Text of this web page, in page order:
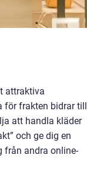
attraktiva
för frakten bidrar till
att handla kläder
och ge dig en
från andra online-